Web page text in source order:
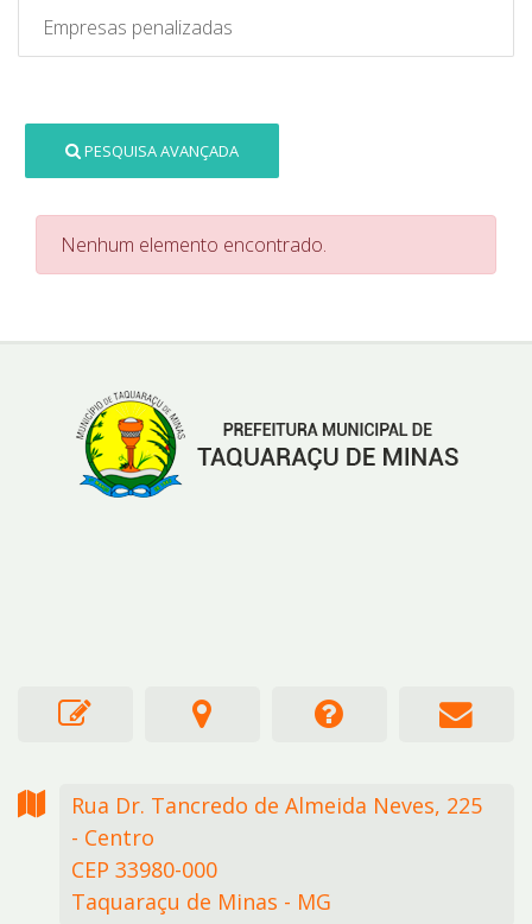
Empresas penalizadas
PESQUISA AVANÇADA
Nenhum elemento encontrado.
Rua Dr. Tancredo de Almeida Neves, 225
- Centro
CEP 33980-000
Taquaraçu de Minas - MG